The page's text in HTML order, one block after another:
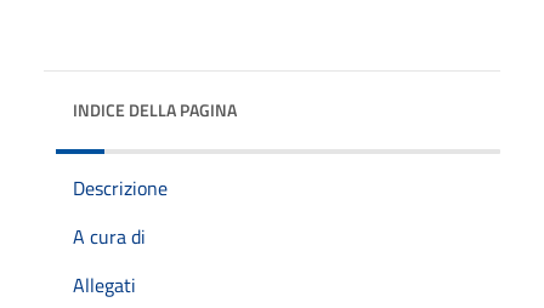
INDICE DELLA PAGINA
Descrizione
A cura di
Allegati